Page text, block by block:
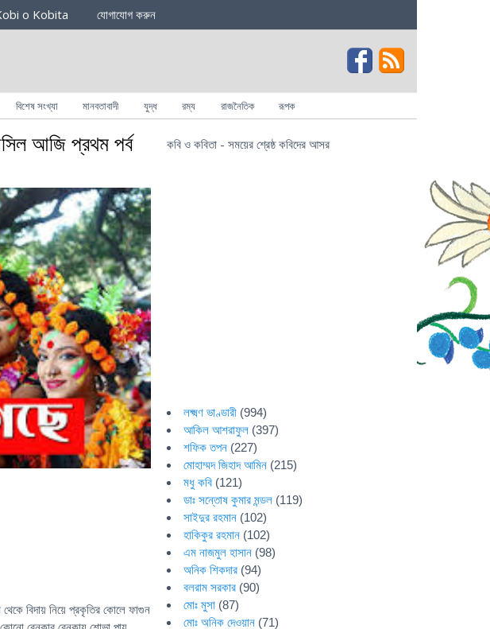
o Kobita যোগাযোগ করুন
বিশেষ সংখ্যা মানবতাবাদী যুদ্ধ রম্য রাজনৈতিক রূপক
আজি প্রথম পর্ব
থেকে বিদায় নিয়ে প্রকৃতির কোলে ফাগুন
কবি ও কবিতা - সময়ের শ্রেষ্ঠ কবিদের আসর
লক্ষ্মণ ভাণ্ডারী (994)
আকিল আশরাফুল (397)
শফিক তপন (227)
মোহাম্মদ জিহাদ আমিন (215)
মধু কবি (121)
ডাঃ সন্তোষ কুমার মন্ডল (119)
সাইদুর রহমান (102)
হাকিকুর রহমান (102)
এম নাজমুল হাসান (98)
অনিক শিকদার (94)
বলরাম সরকার (90)
মোঃ মুসা (87)
মোঃ অনিক দেওয়ান (71)